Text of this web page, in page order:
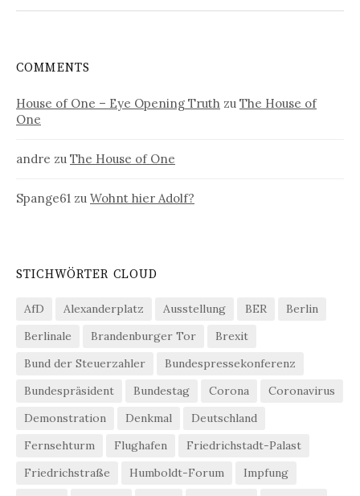
COMMENTS
House of One – Eye Opening Truth zu The House of
One
andre zu The House of One
Spange61 zu Wohnt hier Adolf?
STICHWÖRTER CLOUD
AfD Alexanderplatz Ausstellung BER
Berlin
Berlinale
Brandenburger Tor
Brexit
Bund der Steuerzahler
Bundespressekonferenz
Bundespräsident
Bundestag Corona
Coronavirus
Demonstration
Denkmal
Deutschland
Fernsehturm
Flughafen
Friedrichstadt-Palast
Friedrichstraße
Humboldt-Forum
Impfung